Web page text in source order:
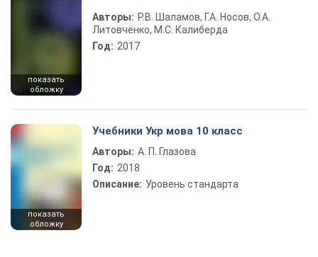
показать
обложку
Авторы: Р.В. Шаламов, Г.А. Носов, О.А.
Литовченко, М.С. Калиберда
Год: 2017
показать
обложку
Учебники Укр мова 10 класс
Авторы: А. П. Глазова
Год: 2018
Описание: Уровень стандарта